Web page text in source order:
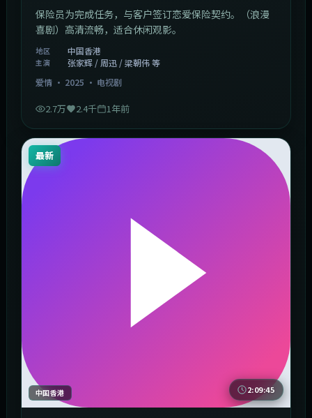
保险员为完成任务，与客户签订恋爱保险契约。（浪漫
喜剧）高清流畅，适合休闲观影。
地区 中国香港
主演
张家辉 / 周迅 / 梁朝伟 等
爱情· 2025 · 电视剧
2.7万 2.4千 1年前
最新
中国香港 2:09:45